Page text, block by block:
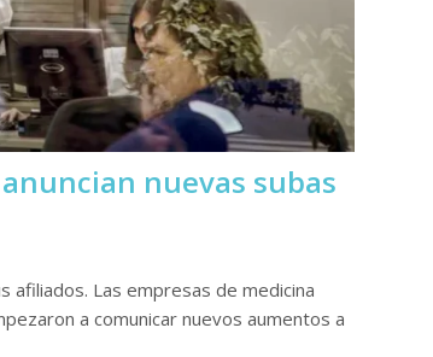
nuevas subas
afiliados. Las empresas de medicina
a comunicar nuevos aumentos a